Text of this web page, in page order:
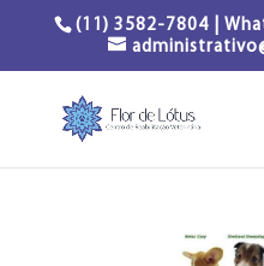
(11) 3582-7804 |